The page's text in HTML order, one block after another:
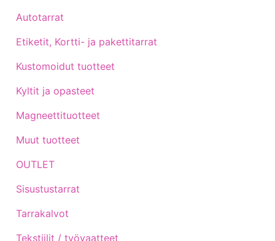
Autotarrat
Etiketit, Kortti- ja pakettitarrat
Kustomoidut tuotteet
Kyltit ja opasteet
Magneettituotteet
Muut tuotteet
OUTLET
Sisustustarrat
Tarrakalvot
Tekstiilit / työvaatteet